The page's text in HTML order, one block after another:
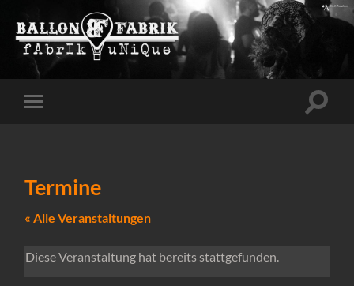
Mobile-
Termine
« Alle Veranstaltungen
Diese Veranstaltung hat bereits stattgefunden.